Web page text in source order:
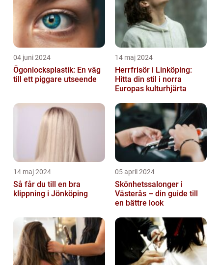
04 juni 2024
Ögonlocksplastik: En väg
till ett piggare utseende
14 maj 2024
Herrfrisör i Linköping:
Hitta din stil i norra
Europas kulturhjärta
14 maj 2024
Så får du till en bra
klippning i Jönköping
05 april 2024
Skönhetssalonger i
Västerås – din guide till
en bättre look